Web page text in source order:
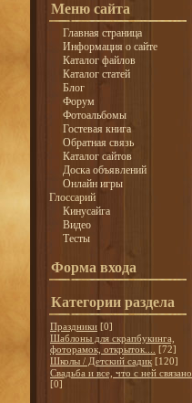
Меню сайта
Главная страница
Информация о сайте
Каталог файлов
Каталог статей
Блог
Форум
Фотоальбомы
Гостевая книга
Обратная связь
Каталог сайтов
Доска объявлений
Онлайн игры
Глоссарий
Кинусайга
Видео
Тесты
Форма входа
Категории раздела
Праздники [0]
Шаблоны для скрапбукинга,
фоторамок, открыток....
[72]
Школы / Детский садик [120]
Свадьба и все, что с ней связано.
[0]